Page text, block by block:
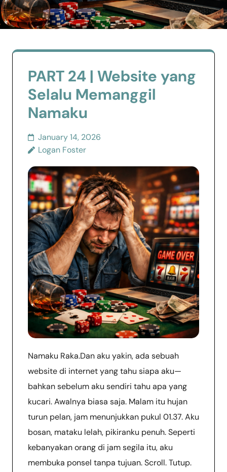
PART 24 | Website yang
Selalu Memanggil
Namaku
January 14, 2026
Logan Foster
Namaku Raka.Dan aku yakin, ada sebuah
website di internet yang tahu siapa aku—
bahkan sebelum aku sendiri tahu apa yang
kucari. Awalnya biasa saja. Malam itu hujan
turun pelan, jam menunjukkan pukul 01.37. Aku
bosan, mataku lelah, pikiranku penuh. Seperti
kebanyakan orang di jam segila itu, aku
membuka ponsel tanpa tujuan. Scroll. Tutup.